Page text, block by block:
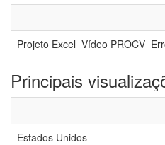
Projeto Excel_Vídeo
Principais
Estados Unidos